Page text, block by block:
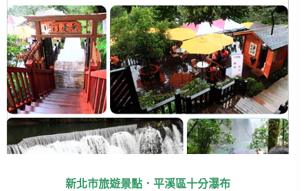
新北市旅遊景點．平溪區十分瀑布